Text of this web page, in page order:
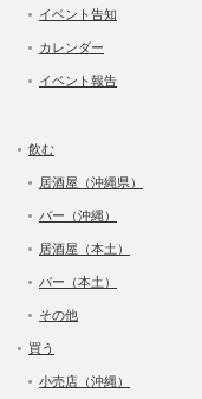
イベント告知
カレンダー
イベント報告
飲む
居酒屋（沖縄県）
バー（沖縄）
居酒屋（本土）
バー（本土）
その他
買う
小売店（沖縄）